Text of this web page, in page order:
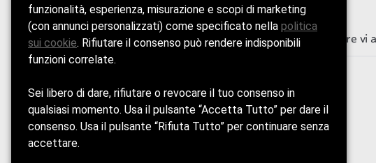
Veniteci a trovare vi
Cookie Policy
funzionalità, esperienza, misurazione e scopi di marketing
(con annunci personalizzati) come specificato nella politica
sui cookie. Rifiutare il consenso può rendere indisponibili
funzioni correlate.
Sei libero di dare, rifiutare o revocare il tuo consenso in
qualsiasi momento. Usa il pulsante “Accetta Tutto” per dare il
consenso. Usa il pulsante “Rifiuta Tutto” per continuare senza
accettare.